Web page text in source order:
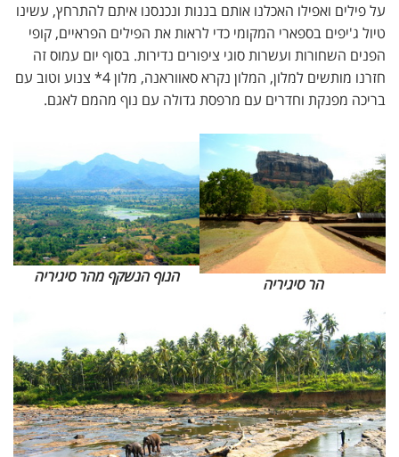
על פילים ואפילו האכלנו אותם בננות ונכנסנו איתם להתרחץ, עשינו
טיול ג'יפים בספארי המקומי כדי לראות את הפילים הפראיים, קופי
הפנים השחורות ועשרות סוגי ציפורים נדירות. בסוף יום עמוס זה
חזרנו מותשים למלון, המלון נקרא סאווראנה, מלון 4* צנוע וטוב עם
בריכה מפנקת וחדרים עם מרפסת גדולה עם נוף מהמם לאגם.
הר סיגיריה הנוף הנשקף מהר סיגיריה